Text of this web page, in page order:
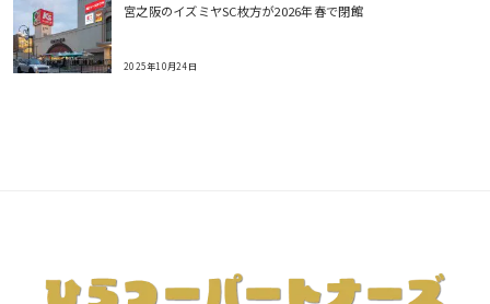
宮之阪のイズミヤSC枚方が2026年春で閉館
2025年10月24日